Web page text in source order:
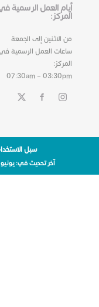
أيام العمل الرسمية
المركز:
من الاثنين إلى الجمعة
ساعات العمل الرسمية
المركز:
07:30am – 03:30pm
سبل
آخر تحديث في:يونيو 23, 2026